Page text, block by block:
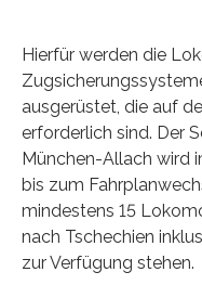
Hierfür werden die
ausgerüstet, die auf
erforderlich sind. Der
München-Allach wird
bis zum
mindestens 15
nach Tschechien
zur Verfügung stehen.